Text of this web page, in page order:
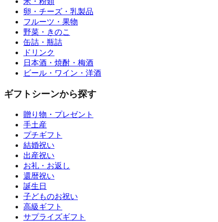
卵・チーズ・乳製品
フルーツ・果物
野菜・きのこ
缶詰・瓶詰
ドリンク
日本酒・焼酎・梅酒
ビール・ワイン・洋酒
ギフトシーンから探す
贈り物・プレゼント
手土産
プチギフト
結婚祝い
出産祝い
お礼・お返し
還暦祝い
誕生日
子どものお祝い
高級ギフト
サプライズギフト